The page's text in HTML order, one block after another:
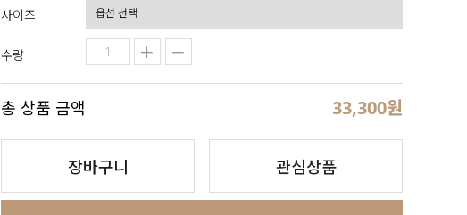
사이즈
수량
총 상품 금액 33,300원
장바구니 관심상품